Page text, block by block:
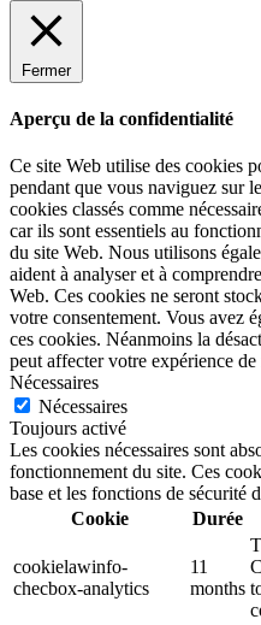
Fermer
Aperçu de la confidentialité
Ce site Web utilise des cookies
pendant que vous naviguez sur
cookies classés comme
car ils sont essentiels au
du site Web. Nous utilisons
aident à analyser et à
Web. Ces cookies ne seront
votre consentement. Vous avez
ces cookies. Néanmoins la
peut affecter votre expérience
Nécessaires
Nécessaires
Toujours activé
Les cookies nécessaires sont
fonctionnement du site. Ces
base et les fonctions de sécurité
Cookie
Durée
cookielawinfo-
checbox-analytics
11
months